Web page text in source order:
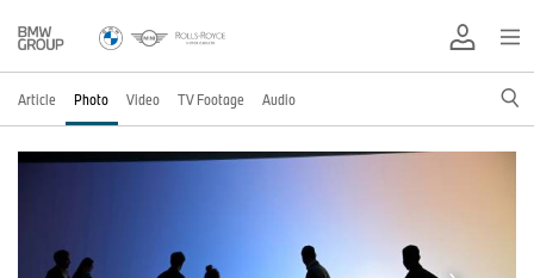
Article Photo Video TV Footage Audio